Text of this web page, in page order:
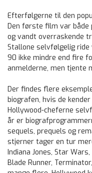
Efterfølgerne til den
Den første film var både
og vandt overraskende
Stallone selvfølgelig ride
90 ikke mindre end fire
anmelderne, men tjente
Der findes flere
biografen, hvis de
Hollywood-cheferne
år er
sequels, prequels og
stjerner tager en tur
Indiana Jones, Star
Blade Runner,